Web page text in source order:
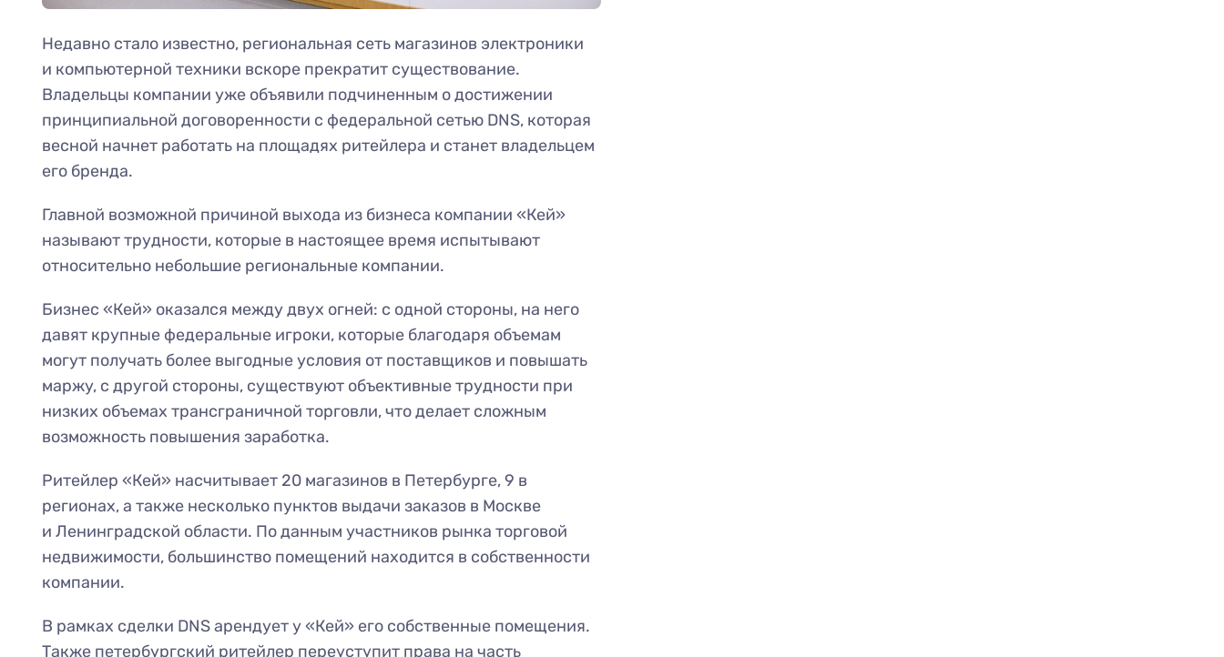
Недавно стало известно, региональная сеть магазинов электроники
и компьютерной техники вскоре прекратит существование.
Владельцы компании уже объявили подчиненным о достижении
принципиальной договоренности с федеральной сетью DNS, которая
весной начнет работать на площадях ритейлера и станет владельцем
его бренда.
Главной возможной причиной выхода из бизнеса компании «Кей»
называют трудности, которые в настоящее время испытывают
относительно небольшие региональные компании.
Бизнес «Кей» оказался между двух огней: с одной стороны, на него
давят крупные федеральные игроки, которые благодаря объемам
могут получать более выгодные условия от поставщиков и повышать
маржу, с другой стороны, существуют объективные трудности при
низких объемах трансграничной торговли, что делает сложным
возможность повышения заработка.
Ритейлер «Кей» насчитывает 20 магазинов в Петербурге, 9 в
регионах, а также несколько пунктов выдачи заказов в Москве
и Ленинградской области. По данным участников рынка торговой
недвижимости, большинство помещений находится в собственности
компании.
В рамках сделки DNS арендует у «Кей» его собственные помещения.
Также петербургский ритейлер переуступит права на часть